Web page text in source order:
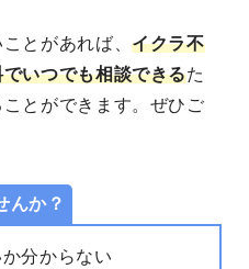
とがあれば、イクラ不
でいつでも相談できるた
とができます。 ぜひご
んか？
分からない